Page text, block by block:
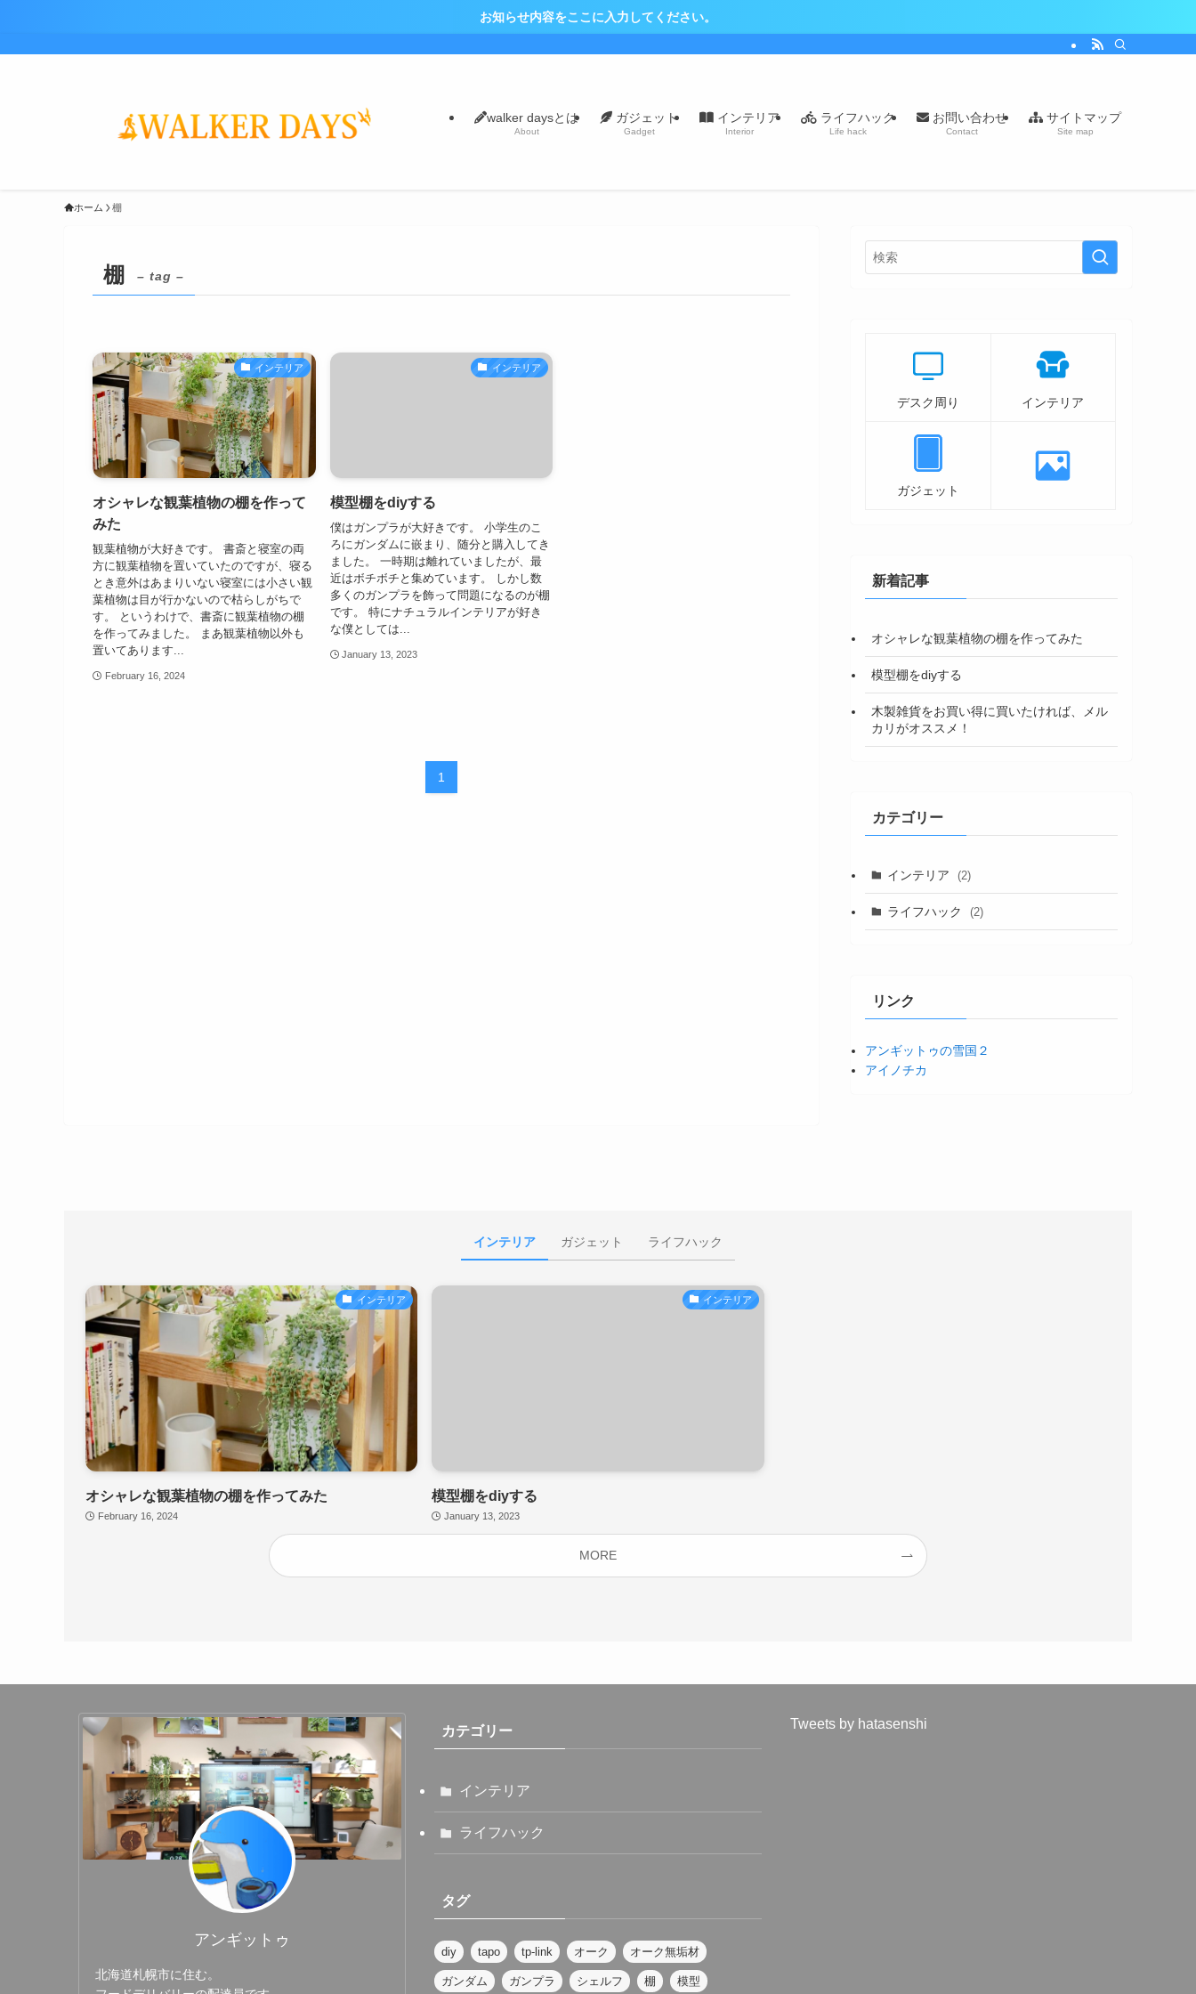
お知らせ内容をここに入力してください。
walker daysとは
About
ガジェット
Gadget
インテリア
Interior
ライフハック
Life hack
お問い合わせ
Contact
サイトマップ
Site map
ホーム 棚
棚 – tag –
インテリア
オシャレな観葉植物の棚を作って
みた
観葉植物が大好きです。 書斎と寝室の両
方に観葉植物を置いていたのですが、寝る
とき意外はあまりいない寝室には小さい観
葉植物は目が行かないので枯らしがちで
す。 というわけで、書斎に観葉植物の棚
を作ってみました。 まあ観葉植物以外も
置いてあります...
February 16, 2024
インテリア
模型棚をdiyする
僕はガンプラが大好きです。 小学生のこ
ろにガンダムに嵌まり、随分と購入してき
ました。 一時期は離れていましたが、最
近はボチボチと集めています。 しかし数
多くのガンプラを飾って問題になるのが棚
です。 特にナチュラルインテリアが好き
な僕としては...
January 13, 2023
1
デスク周り インテリア
ガジェット
新着記事
オシャレな観葉植物の棚を作ってみた
模型棚をdiyする
木製雑貨をお買い得に買いたければ、メル
カリがオススメ！
カテゴリー
インテリア (2)
ライフハック (2)
リンク
アンギットゥの雪国２
アイノチカ
インテリア ガジェット ライフハック
インテリア
オシャレな観葉植物の棚を作ってみた
February 16, 2024
インテリア
模型棚をdiyする
January 13, 2023
MORE
アンギットゥ
北海道札幌市に住む。
カテゴリー
インテリア
ライフハック
タグ
diy tapo tp-link オーク オーク無垢材
ガンダム ガンプラ シェルフ 棚 模型
Tweets by hatasenshi